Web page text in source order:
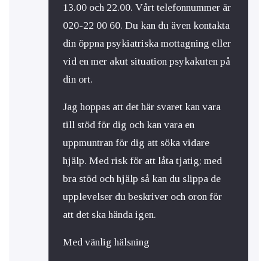
13.00 och 22.00. Vårt telefonnummer är
020-22 00 60. Du kan du även kontakta
din öppna psykiatriska mottagning eller
vid en mer akut situation psykakuten på
din ort.
Jag hoppas att det här svaret kan vara
till stöd för dig och kan vara en
uppmuntran för dig att söka vidare
hjälp. Med risk för att låta tjatig; med
bra stöd och hjälp så kan du slippa de
upplevelser du beskriver och oron för
att det ska hända igen.
Med vänlig hälsning